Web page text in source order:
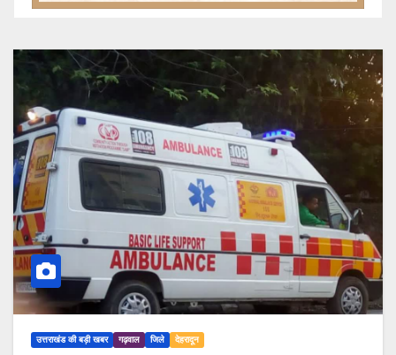
उत्तराखंड की बड़ी खबर गढ़वाल जिले देहरादून